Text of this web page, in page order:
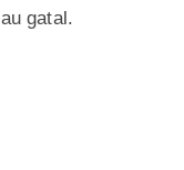
gatal.